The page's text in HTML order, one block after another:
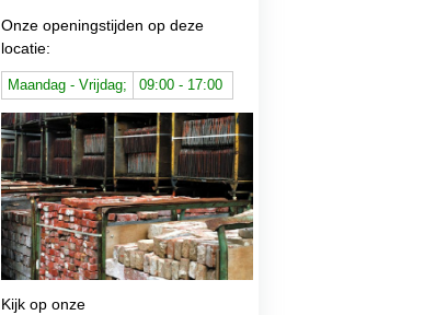
Onze openingstijden op deze
locatie:
Maandag - Vrijdag; 09:00 - 17:00
Kijk op onze